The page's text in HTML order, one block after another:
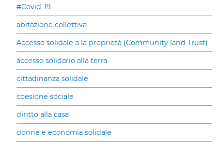
#Covid-19
abitazione collettiva
Accesso solidale a la proprietà (Community land Trust)
accesso solidario alla terra
cittadinanza solidale
coesione sociale
diritto alla casa
donne e economia solidale